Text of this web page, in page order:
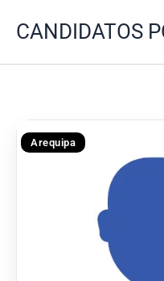
CANDIDATOS
Arequipa